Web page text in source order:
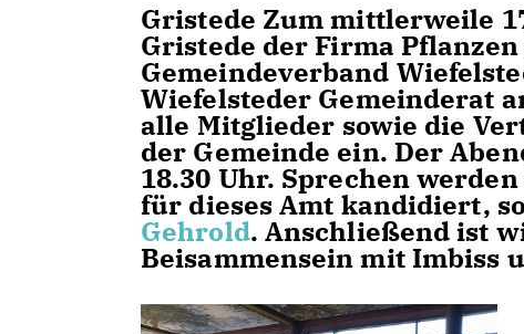
Gristede Zum mittlerweile
Gristede der Firma
Gemeindeverband
Wiefelsteder Gemeinderat
alle Mitglieder sowie die
der Gemeinde ein. Der
18.30 Uhr. Sprechen
für dieses Amt kandidiert,
Gehrold. Anschließend ist
Beisammensein mit Imbiss